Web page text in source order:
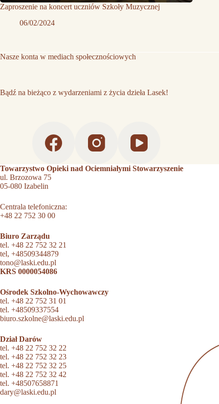
Zaproszenie na koncert uczniów Szkoły Muzycznej
06/02/2024
Nasze konta w mediach społecznościowych
Bądź na bieżąco z wydarzeniami z życia dzieła Lasek!
Towarzystwo Opieki nad Ociemniałymi Stowarzyszenie
ul. Brzozowa 75
05-080 Izabelin
Centrala telefoniczna:
+48 22 752 30 00
Biuro Zarządu
tel. +48 22 752 32 21
tel, +48509344879
tono@laski.edu.pl
KRS 0000054086
Ośrodek Szkolno-Wychowawczy
tel. +48 22 752 31 01
tel. +48509337554
biuro.szkolne@laski.edu.pl
Dział Darów
tel. +48 22 752 32 22
tel. +48 22 752 32 23
tel. +48 22 752 32 25
tel. +48 22 752 32 42
tel. +48507658871
dary@laski.edu.pl